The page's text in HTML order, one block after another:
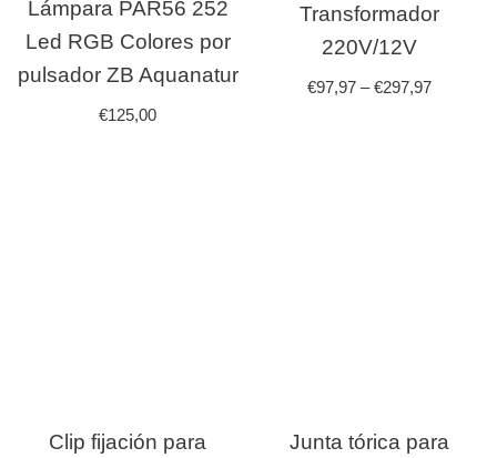
Lámpara PAR56 252
Led RGB Colores por
pulsador ZB Aquanatur
€125,00
Transformador
220V/12V
€97,97–€297,97
Clip fijación para
Junta tórica para